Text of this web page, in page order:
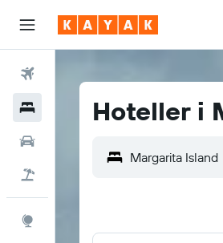
HotellerHoteller i